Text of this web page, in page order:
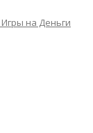
на Деньги